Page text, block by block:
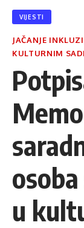
VIJESTI
JAČANJE
KULTURNIM
u